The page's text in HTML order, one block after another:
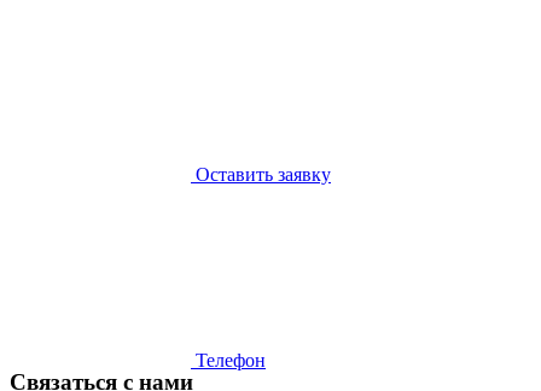
Оставить заявку
Телефон
Связаться с нами